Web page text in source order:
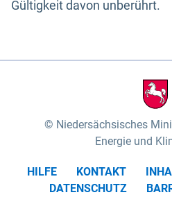
Gültigkeit davon unberührt.
Niedersächsisches
Energie und
HILFE KONTAKT
DATENSCHUTZ